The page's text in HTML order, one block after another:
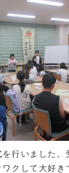
行いました。
ワクして大好